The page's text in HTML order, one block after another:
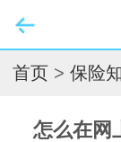
首页 > 保险
怎么在网